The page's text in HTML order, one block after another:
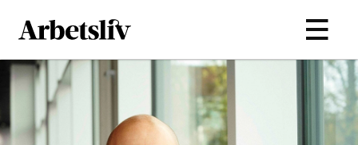
Hoppa till huvudinnehållet